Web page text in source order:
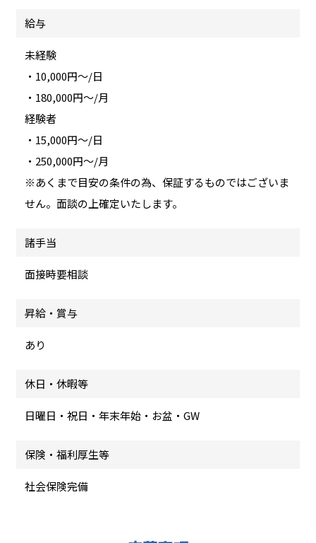
給与
未経験
・10,000円～/日
・180,000円～/月
経験者
・15,000円～/日
・250,000円～/月
※あくまで目安の条件の為、保証するものではございま
せん。面談の上確定いたします。
諸手当
面接時要相談
昇給・賞与
あり
休日・休暇等
日曜日・祝日・年末年始・お盆・GW
保険・福利厚生等
社会保険完備